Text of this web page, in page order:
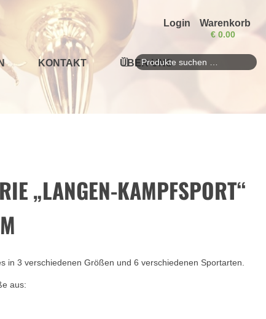
Login Warenkorb
€ 0.00
KONTAKT ÜBER UNS
Suchen
„LANGEN-KAMPFSPORT“
in 3 verschiedenen Größen und 6 verschiedenen Sportarten.
aus: